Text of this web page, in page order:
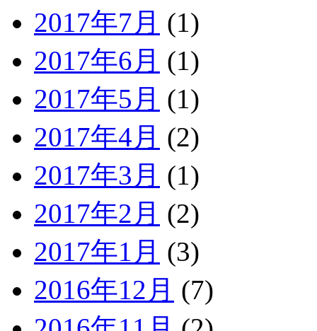
2017年7月 (1)
2017年6月 (1)
2017年5月 (1)
2017年4月 (2)
2017年3月 (1)
2017年2月 (2)
2017年1月 (3)
2016年12月 (7)